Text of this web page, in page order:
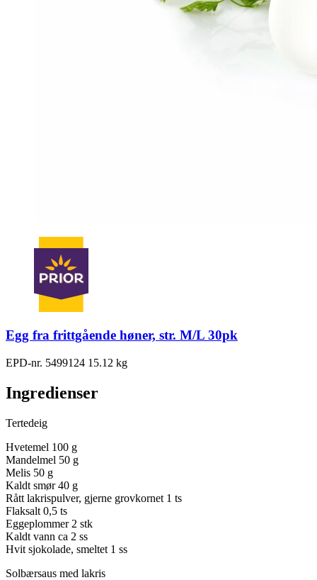
Egg fra frittgående høner, str. M/L 30pk
EPD-nr. 5499124 15.12 kg
Ingredienser
Tertedeig
Hvetemel 100 g
Mandelmel 50 g
Melis 50 g
Kaldt smør 40 g
Rått lakrispulver, gjerne grovkornet 1 ts
Flaksalt 0,5 ts
Eggeplommer 2 stk
Kaldt vann ca 2 ss
Hvit sjokolade, smeltet 1 ss
Solbærsaus med lakris